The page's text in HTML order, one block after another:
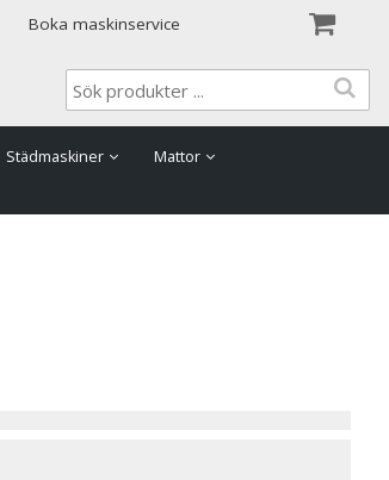
Boka maskinservice
Städmaskiner
Mattor